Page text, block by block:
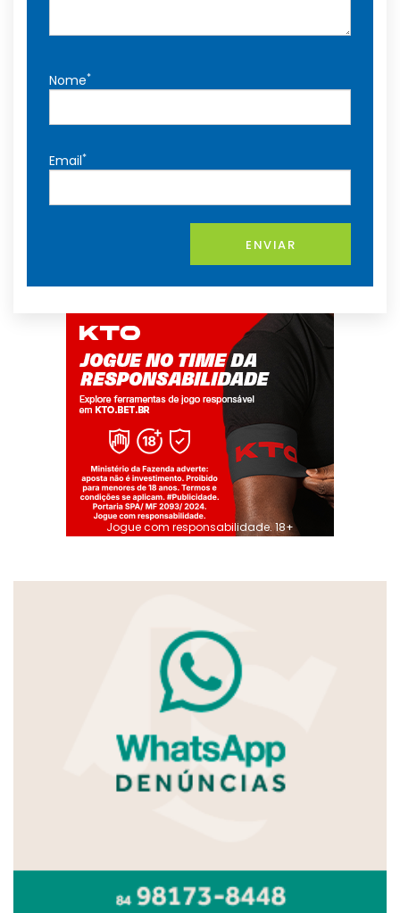
Nome*
Email*
ENVIAR
Jogue com responsabilidade. 18+